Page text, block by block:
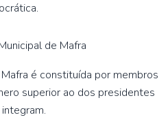
de Mafra
é constituída por membros
superior ao dos presidentes